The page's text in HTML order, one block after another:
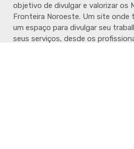
objetivo de divulgar e valorizar os
Fronteira Noroeste. Um site
um espaço para divulgar seu
seus serviços, desde os